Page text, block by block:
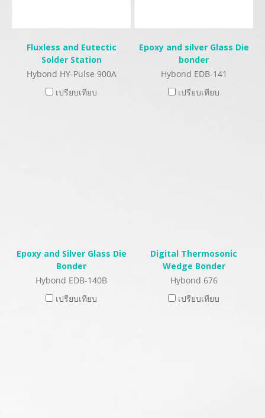
Fluxless and Eutectic
Solder Station
Hybond HY-Pulse 900A
เปรียบเทียบ
Epoxy and silver Glass Die
bonder
Hybond EDB-141
เปรียบเทียบ
Epoxy and Silver Glass Die
Bonder
Hybond EDB-140B
เปรียบเทียบ
Digital Thermosonic
Wedge Bonder
Hybond 676
เปรียบเทียบ